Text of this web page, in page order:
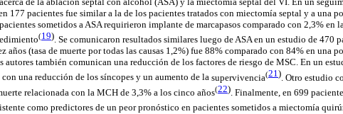
177 pacientes fue similar a la de los pacientes tratados con miectomía septal y a una
sometidos a ASA requirieron implante de marcapasos comparado con 2,3% en
(19). Se comunicaron resultados similares luego de ASA en un estudio de 470
años (tasa de muerte por todas las causas 1,2%) fue 88% comparado con 84% en una
autores también comunican una reducción de los factores de riesgo de MSC. En un
con una reducción de los síncopes y un aumento de la supervivencia(21) Otro estudio
relacionada con la MCH de 3,3% a los cinco años(22) Finalmente, en 699
como predictores de un peor pronóstico en pacientes sometidos a miectomía